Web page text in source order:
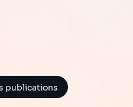
publications